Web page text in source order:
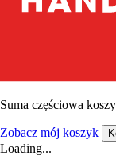
Suma częściowa
Zobacz mój koszyk
Loading...